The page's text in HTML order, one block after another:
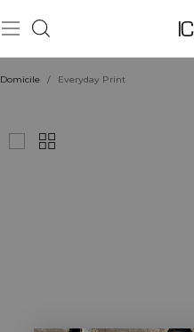
Domicile / Everyday Print